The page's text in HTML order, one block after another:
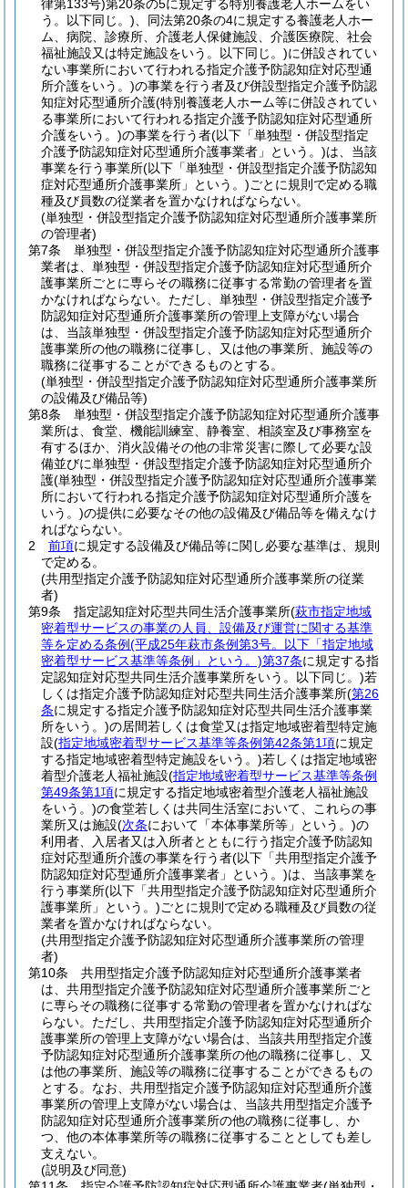
律第133号)第20条の5に規定する特別養護老人ホームをい
う。以下同じ。) 、同法第20条の4に規定する養護老人ホー
ム、病院、診療所、介護老人保健施設、介護医療院、社会
福祉施設又は特定施設をいう。以下同じ。)に併設されてい
ない事業所において行われる指定介護予防認知症対応型通
所介護をいう。)の事業を行う者及び併設型指定介護予防認
知症対応型通所介護(特別養護老人ホーム等に併設されてい
る事業所において行われる指定介護予防認知症対応型通所
介護をいう。)の事業を行う者(以下「単独型・併設型指定
介護予防認知症対応型通所介護事業者」という。)は、当該
事業を行う事業所(以下「単独型・併設型指定介護予防認知
症対応型通所介護事業所」という。)ごとに規則で定める職
種及び員数の従業者を置かなければならない。
(単独型・併設型指定介護予防認知症対応型通所介護事業所
の管理者)
第7条
単独型・併設型指定介護予防認知症対応型通所介護事
業者は、単独型・併設型指定介護予防認知症対応型通所介
護事業所ごとに専らその職務に従事する常勤の管理者を置
かなければならない。 ただし、単独型・併設型指定介護予
防認知症対応型通所介護事業所の管理上支障がない場合
は、当該単独型・併設型指定介護予防認知症対応型通所介
護事業所の他の職務に従事し、又は他の事業所、施設等の
職務に従事することができるものとする。
(単独型・併設型指定介護予防認知症対応型通所介護事業所
の設備及び備品等)
第8条
単独型・併設型指定介護予防認知症対応型通所介護事
業所は、食堂、機能訓練室、静養室、相談室及び事務室を
有するほか、消火設備その他の非常災害に際して必要な設
備並びに単独型・併設型指定介護予防認知症対応型通所介
護(単独型・併設型指定介護予防認知症対応型通所介護事業
所において行われる指定介護予防認知症対応型通所介護を
いう。)の提供に必要なその他の設備及び備品等を備えなけ
ればならない。
2
前項に規定する設備及び備品等に関し必要な基準は、規則
で定める。
(共用型指定介護予防認知症対応型通所介護事業所の従業
者)
第9条
指定認知症対応型共同生活介護事業所(萩市指定地域
密着型サービスの事業の人員、設備及び運営に関する基準
等を定める条例(平成25年萩市条例第3号。以下「指定地域
密着型サービス基準等条例」という。)第37条に規定する指
定認知症対応型共同生活介護事業所をいう。以下同じ。)若
しくは指定介護予防認知症対応型共同生活介護事業所(第26
条に規定する指定介護予防認知症対応型共同生活介護事業
所をいう。)の居間若しくは食堂又は指定地域密着型特定施
設(指定地域密着型サービス基準等条例第42条第1項に規定
する指定地域密着型特定施設をいう。)若しくは指定地域密
着型介護老人福祉施設(指定地域密着型サービス基準等条例
第49条第1項に規定する指定地域密着型介護老人福祉施設
をいう。)の食堂若しくは共同生活室において、これらの事
業所又は施設(次条において「本体事業所等」という。)の
利用者、入居者又は入所者とともに行う指定介護予防認知
症対応型通所介護の事業を行う者(以下「共用型指定介護予
防認知症対応型通所介護事業者」という。)は、当該事業を
行う事業所(以下「共用型指定介護予防認知症対応型通所介
護事業所」という。)ごとに規則で定める職種及び員数の従
業者を置かなければならない。
(共用型指定介護予防認知症対応型通所介護事業所の管理
者)
第10条
共用型指定介護予防認知症対応型通所介護事業者
は、共用型指定介護予防認知症対応型通所介護事業所ごと
に専らその職務に従事する常勤の管理者を置かなければな
らない。 ただし、共用型指定介護予防認知症対応型通所介
護事業所の管理上支障がない場合は、当該共用型指定介護
予防認知症対応型通所介護事業所の他の職務に従事し、又
は他の事業所、施設等の職務に従事することができるもの
とする。 なお、共用型指定介護予防認知症対応型通所介護
事業所の管理上支障がない場合は、当該共用型指定介護予
防認知症対応型通所介護事業所の他の職務に従事し、か
つ、他の本体事業所等の職務に従事することとしても差し
支えない。
(説明及び同意)